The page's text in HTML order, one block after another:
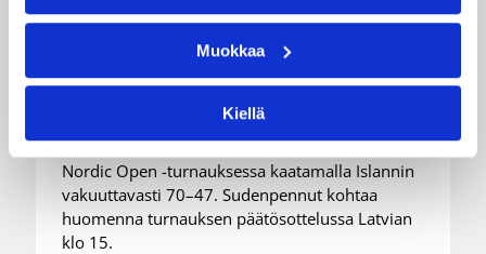
Muokkaa
Kiellä
voittivat Islannin Nordic Open -
turnauksen toisessa ottelussa
Suomen 15-vuotiaiden tyttöjen maajoukkue
jatkoi voittokulkuaan Lohjalla pelattavassa
Nordic Open -turnauksessa kaatamalla Islannin
vakuuttavasti 70–47. Sudenpennut kohtaa
huomenna turnauksen päätösottelussa Latvian
klo 15.